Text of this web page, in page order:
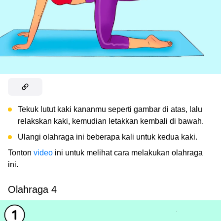
Tekuk lutut kaki kananmu seperti gambar di atas, lalu
relakskan kaki, kemudian letakkan kembali di bawah.
Ulangi olahraga ini beberapa kali untuk kedua kaki.
Tonton video ini untuk melihat cara melakukan olahraga
ini.
Olahraga 4